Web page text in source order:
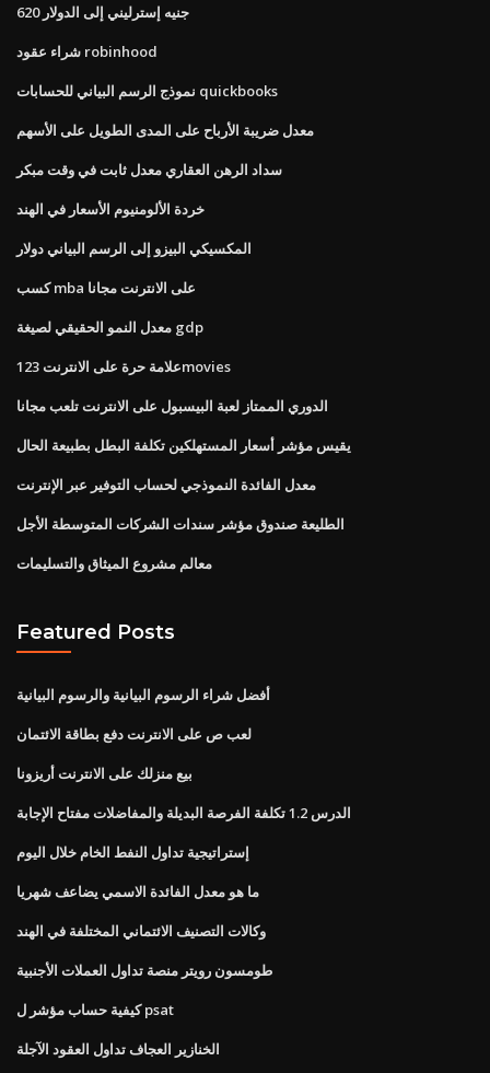
620 جنيه إسترليني إلى الدولار
شراء عقود robinhood
نموذج الرسم البياني للحسابات quickbooks
معدل ضريبة الأرباح على المدى الطويل على الأسهم
سداد الرهن العقاري معدل ثابت في وقت مبكر
خردة الألومنيوم الأسعار في الهند
المكسيكي البيزو إلى الرسم البياني دولار
كسب mba على الانترنت مجانا
معدل النمو الحقيقي لصيغة gdp
علامة حرة على الانترنت 123movies
الدوري الممتاز لعبة البيسبول على الانترنت تلعب مجانا
يقيس مؤشر أسعار المستهلكين تكلفة البطل بطبيعة الحال
معدل الفائدة النموذجي لحساب التوفير عبر الإنترنت
الطليعة صندوق مؤشر سندات الشركات المتوسطة الأجل
معالم مشروع الميثاق والتسليمات
Featured Posts
أفضل شراء الرسوم البيانية والرسوم البيانية
لعب ص على الانترنت دفع بطاقة الائتمان
بيع منزلك على الانترنت أريزونا
الدرس 1.2 تكلفة الفرصة البديلة والمفاضلات مفتاح الإجابة
إستراتيجية تداول النفط الخام خلال اليوم
ما هو معدل الفائدة الاسمي يضاعف شهريا
وكالات التصنيف الائتماني المختلفة في الهند
طومسون رويتر منصة تداول العملات الأجنبية
كيفية حساب مؤشر ل psat
الخنازير العجاف تداول العقود الآجلة